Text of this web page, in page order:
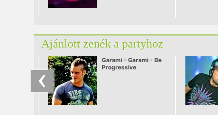
Ajánlott zenék a partyhoz
Garami – Garami - Be
Progressive